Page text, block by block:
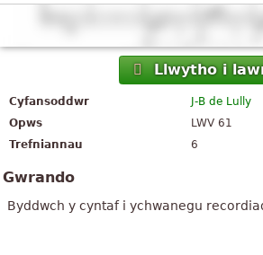
Llwytho i
Cyfansoddwr
J-B de Lully
Opws
LWV 61
Trefniannau
6
Gwrando
Byddwch y cyntaf i ychwanegu